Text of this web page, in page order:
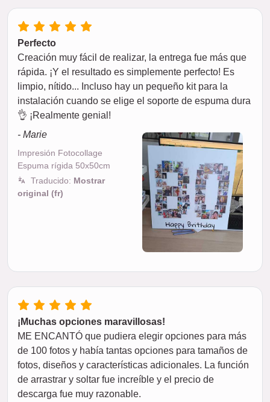
Perfecto
Creación muy fácil de realizar, la entrega fue más que
rápida. ¡Y el resultado es simplemente perfecto! Es
limpio, nítido... Incluso hay un pequeño kit para la
instalación cuando se elige el soporte de espuma dura
👌 ¡Realmente genial!
- Marie
Impresión Fotocollage
Espuma rígida 50x50cm
Traducido: Mostrar
original (fr)
¡Muchas opciones maravillosas!
ME ENCANTÓ que pudiera elegir opciones para más
de 100 fotos y había tantas opciones para tamaños de
fotos, diseños y características adicionales. La función
de arrastrar y soltar fue increíble y el precio de
descarga fue muy razonable.